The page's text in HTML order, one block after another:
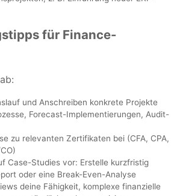
für Finance-
und Anschreiben konkrete Projekte
Forecast-Implementierungen, Audit-
zu relevanten Zertifikaten bei (CFA, CPA,
Case-Studies vor: Erstelle kurzfristig
oder eine Break-Even-Analyse
deine Fähigkeit, komplexe finanzielle